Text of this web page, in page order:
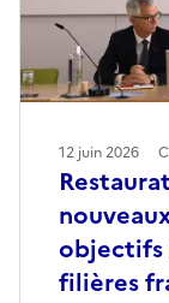
objectifs
filières
12 juin 2026